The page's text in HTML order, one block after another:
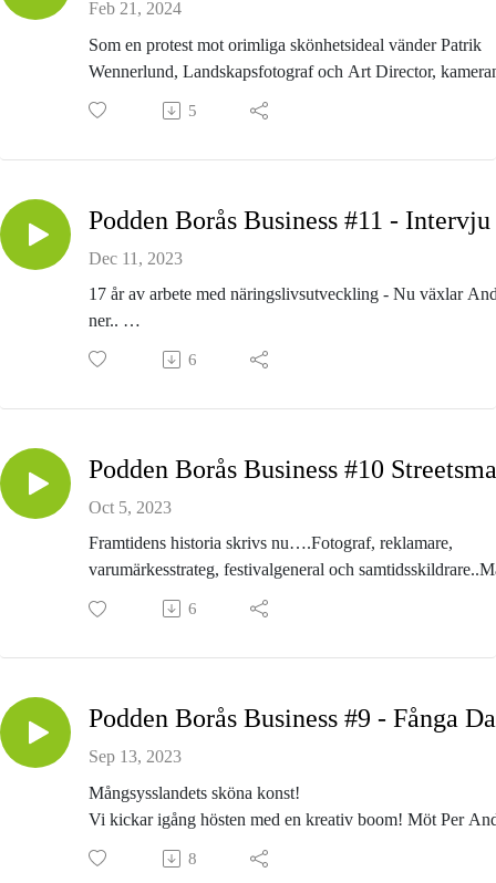
Feb 21, 2024
Som en protest mot orimliga skönhetsideal vänder Patrik
Wennerlund, Landskapsfotograf och Art Director,
mot sig själv och skapar storslagna scenerier.
My body is a work of art är utställningen som visas på
5
Dec 11, 2023
17 år av arbete med näringslivsutveckling - Nu växlar
ner..
Vi lyckades haffa Anders Glemfelt för ett prat om hans tid
som Näringslivschef på Borås Stad. Efter 17 år i tjänst så
Programledare: Patrik Wermelin
6
Oct 5, 2023
Framtidens historia skrivs nu….Fotograf, reklamare,
varumärkesstrateg, festivalgeneral och
Alfredsson är mannen med många järn i elden.Vi pratar
Streetfotofestival, varumärkesbyggande och engagemang
6
Sep 13, 2023
Mångsysslandets sköna konst!
Vi kickar igång hösten med en kreativ boom! Möt Per
Hovbom, kreatören med många spännande projekt på
Vi pratar om drivkrafter, vikten av engagemang och en
8